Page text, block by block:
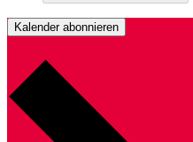
Kalender abonnieren